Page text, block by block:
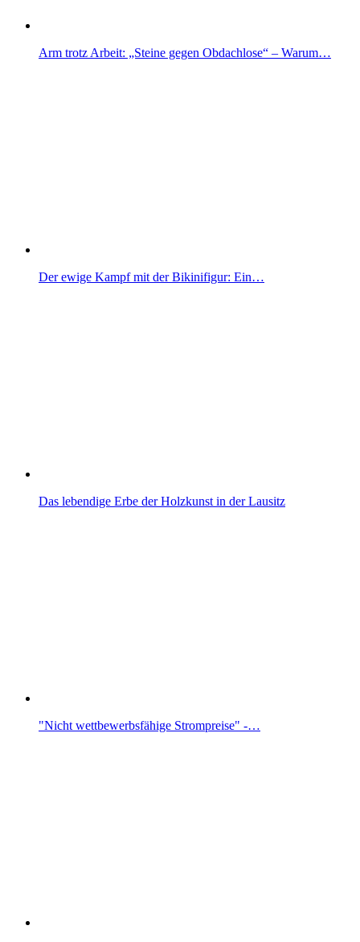
Arm trotz Arbeit: „Steine gegen Obdachlose“ – Warum…
Der ewige Kampf mit der Bikinifigur: Ein…
Das lebendige Erbe der Holzkunst in der Lausitz
"Nicht wettbewerbsfähige Strompreise" -…